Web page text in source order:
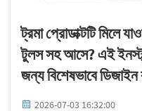
ট্রমা প্রোডাক্টটি মিলে
টুলস সহ আসে? এই
জন্য বিশেষভাবে
2026-07-03 16:32:00